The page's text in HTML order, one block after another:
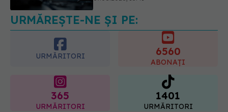
URMĂREȘTE-NE ȘI PE:
URMĂRITORI 6560
ABONAȚI
365
URMĂRITORI
1401
URMĂRITORI